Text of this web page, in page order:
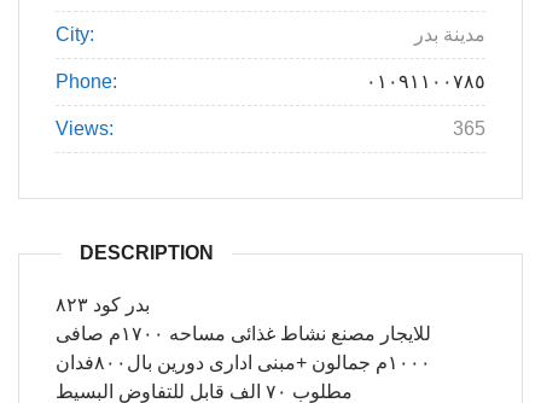
City: مدينة بدر
Phone: ٠١٠٩١١٠٠٧٨٥
Views: 365
DESCRIPTION
بدر كود ٨٢٣
للايجار مصنع نشاط غذائى مساحه ١٧٠٠م صافى
١٠٠٠م جمالون +مبنى ادارى دورين بال٨٠٠فدان
مطلوب ٧٠ الف قابل للتفاوض البسيط